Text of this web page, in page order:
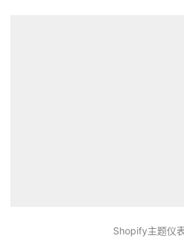
Shopify主题仪